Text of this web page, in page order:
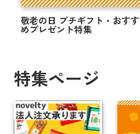
敬老の日 プチギフト・おすす
めプレゼント特集
特集ページ